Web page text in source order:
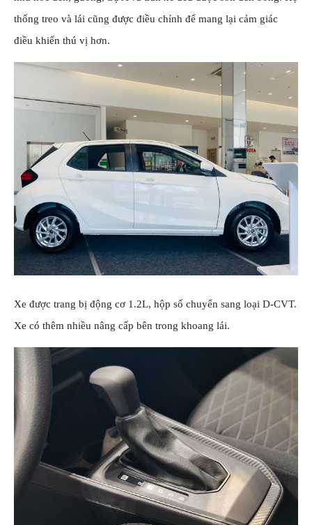
thống treo và lái cũng được điều chỉnh để mang lại cảm giác
điều khiển thú vị hơn.
Xe được trang bị động cơ 1.2L, hộp số chuyển sang loại D-CVT.
Xe có thêm nhiều nâng cấp bên trong khoang lái.